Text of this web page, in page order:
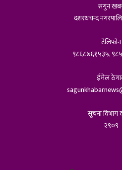
सगुन
दशरथचन्द
टेलिफोन
९८६८७६१५३५,
ईमेल
सूचना विभाग
२९०९